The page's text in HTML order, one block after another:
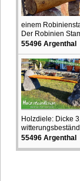
einem
Der Robinien
55496 Argenthal
Holzdiele: Dicke
55496 Argenthal